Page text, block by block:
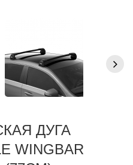
ДУГА
WINGBAR